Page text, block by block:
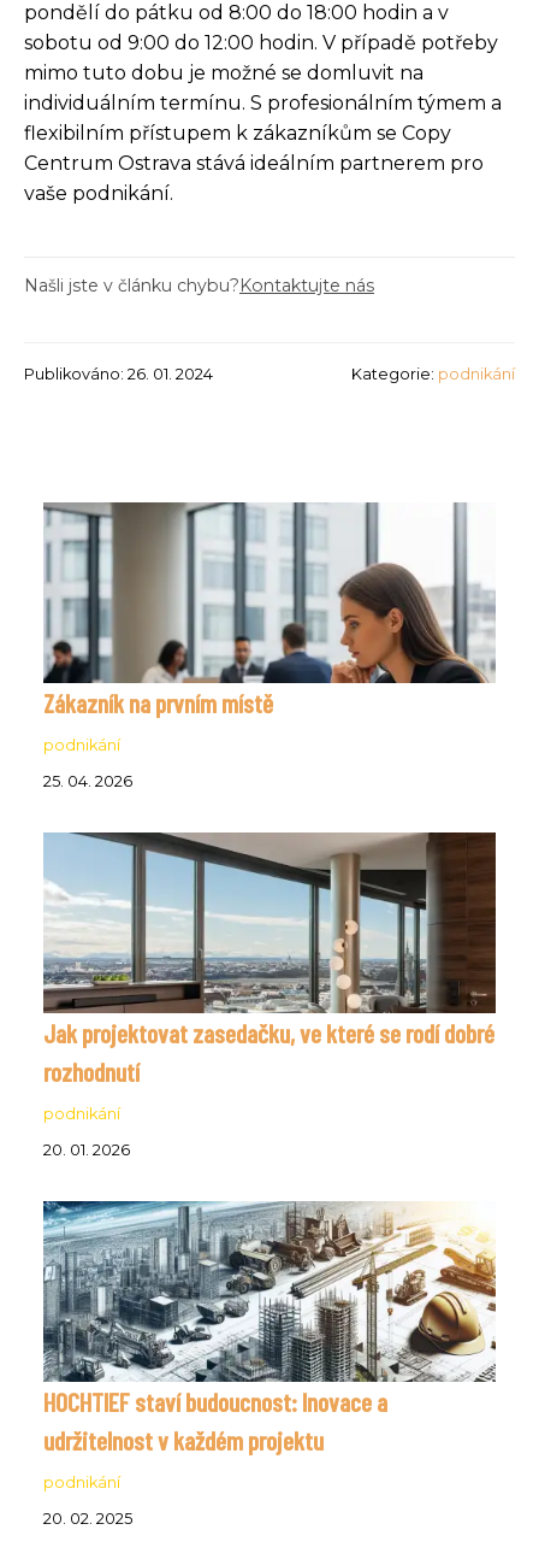
pondělí do pátku od 8:00 do 18:00 hodin a v
sobotu od 9:00 do 12:00 hodin. V případě potřeby
mimo tuto dobu je možné se domluvit na
individuálním termínu. S profesionálním týmem a
flexibilním přístupem k zákazníkům se Copy
Centrum Ostrava stává ideálním partnerem pro
vaše podnikání.
Našli jste v článku chybu?Kontaktujte nás
Publikováno: 26. 01. 2024 Kategorie: podnikání
Zákazník na prvním místě
podnikání
25. 04. 2026
Jak projektovat zasedačku, ve které se rodí dobré
rozhodnutí
podnikání
20. 01. 2026
HOCHTIEF staví budoucnost: Inovace a
udržitelnost v každém projektu
podnikání
20. 02. 2025